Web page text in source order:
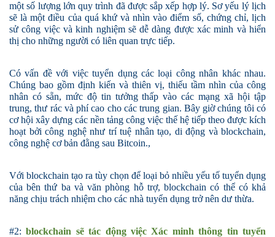
một số lượng lớn quy trình đã được sắp xếp hợp lý. Sơ yếu lý lịch
sẽ là một điều của quá khứ và nhìn vào điểm số, chứng chỉ, lịch
sử công việc và kinh nghiệm sẽ dễ dàng được xác minh và hiển
thị cho những người có liên quan trực tiếp.
Có vấn đề với việc tuyển dụng các loại công nhân khác nhau.
Chúng bao gồm định kiến ​​và thiên vị, thiếu tầm nhìn của công
nhân có sẵn, mức độ tin tưởng thấp vào các mạng xã hội tập
trung, thư rác và phí cao cho các trung gian. Bây giờ chúng tôi có
cơ hội xây dựng các nền tảng công việc thế hệ tiếp theo được kích
hoạt bởi công nghệ như trí tuệ nhân tạo, di động và blockchain,
công nghệ cơ bản đằng sau Bitcoin.,
Với blockchain tạo ra tùy chọn để loại bỏ nhiều yếu tố tuyển dụng
của bên thứ ba và văn phòng hỗ trợ, blockchain có thể có khả
năng chịu trách nhiệm cho các nhà tuyển dụng trở nên dư thừa.
#2:blockchain sẽ tác động việc Xác minh thông tin tuyển